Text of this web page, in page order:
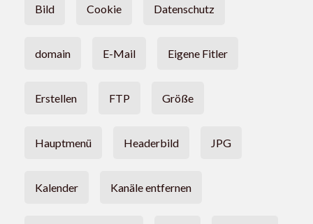
Bild Cookie Datenschutz
domain E-Mail Eigene Fitler
Erstellen FTP Größe
Hauptmenü Headerbild JPG
Kalender Kanäle entfernen